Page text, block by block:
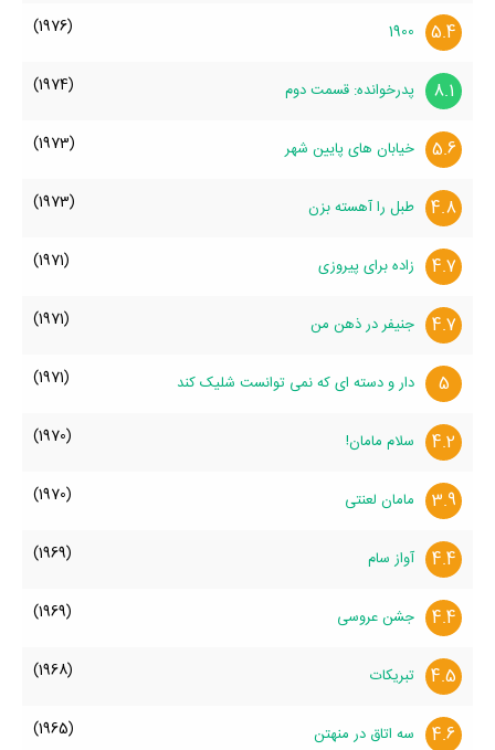
5.4
1900
(1976)
8.1 پدرخوانده: قسمت دوم (1974)
5.6 خیابان های پایین شهر (1973)
4.8 طبل را آهسته بزن (1973)
4.7 زاده برای پیروزی (1971)
4.7 جنیفر در ذهن من (1971)
5 دار و دسته ای که نمی توانست شلیک کند (1971)
4.2 سلام مامان! (1970)
3.9 مامان لعنتی (1970)
4.4 آواز سام (1969)
4.4 جشن عروسی (1969)
4.5 تبریکات (1968)
4.6 سه اتاق در منهتن (1965)